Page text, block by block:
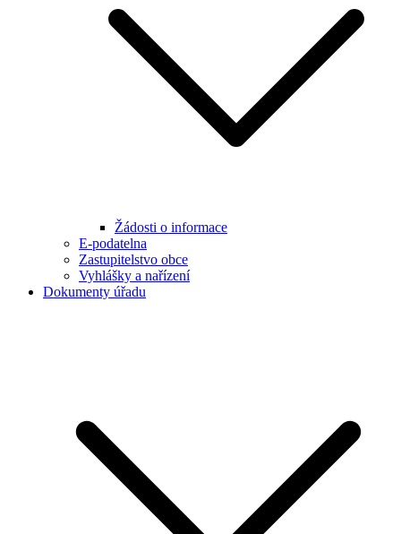
Žádosti o informace
E-podatelna
Zastupitelstvo obce
Vyhlášky a nařízení
Dokumenty úřadu